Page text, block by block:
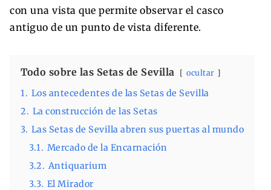
con una vista que permite observar el casco
antiguo de un punto de vista diferente.
Todo sobre las Setas de Sevilla ocultar
1. Los antecedentes de las Setas de Sevilla
2. La construcción de las Setas
3. Las Setas de Sevilla abren sus puertas al mundo
3.1. Mercado de la Encarnación
3.2. Antiquarium
3.3. El Mirador